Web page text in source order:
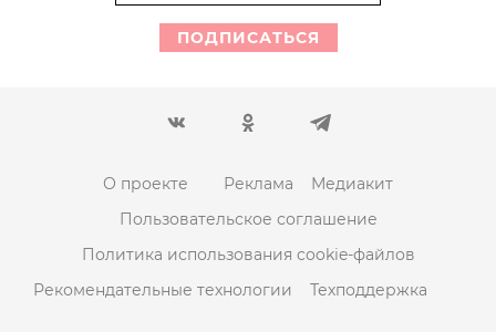
ПОДПИСАТЬСЯ
О проекте Реклама
Медиакит
Пользовательское соглашение
Политика использования cookie-файлов
Рекомендательные технологии
Техподдержка